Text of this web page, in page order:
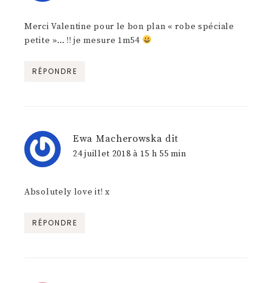
Merci Valentine pour le bon plan « robe spéciale
petite »… !! je mesure 1m54
RÉPONDRE
Ewa Macherowska dit
24 juillet 2018 à 15 h 55 min
Absolutely love it! x
RÉPONDRE